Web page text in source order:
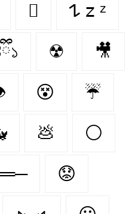
 𐰁 𝗓 ᶻ
☢ 🎥
😵 ☔
💩 ⚪
😟